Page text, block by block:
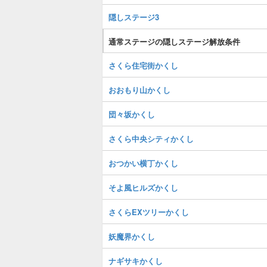
隠しステージ3
通常ステージの隠しステージ解放条件
さくら住宅街かくし
おおもり山かくし
団々坂かくし
さくら中央シティかくし
おつかい横丁かくし
そよ風ヒルズかくし
さくらEXツリーかくし
妖魔界かくし
ナギサキかくし